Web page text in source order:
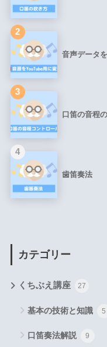
2
音声データ
3
口笛の音程
4
歯笛奏法
カテゴリー
くちぶえ講座 27
基本の技術と知識 5
口笛奏法解説 9